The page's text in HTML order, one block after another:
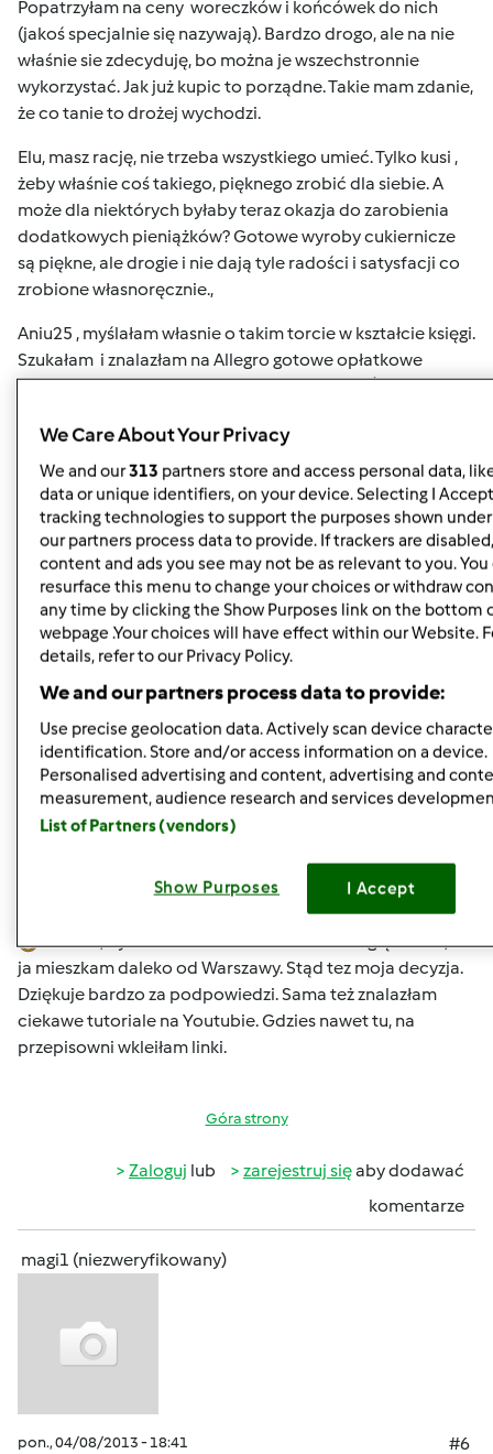
Popatrzyłam na ceny woreczków i końcówek do nich
(jakoś specjalnie się nazywają). Bardzo drogo, ale na nie
właśnie sie zdecyduję, bo można je wszechstronnie
wykorzystać. Jak już kupic to porządne. Takie mam zdanie,
że co tanie to drożej wychodzi.
Elu, masz rację, nie trzeba wszystkiego umieć. Tylko kusi ,
żeby właśnie coś takiego, pięknego zrobić dla siebie. A
może dla niektórych byłaby teraz okazja do zarobienia
dodatkowych pieniążków? Gotowe wyroby cukiernicze
są piękne, ale drogie i nie dają tyle radości i satysfacji co
zrobione własnoręcznie.,
Aniu25 , myślałam własnie o takim torcie w kształcie księgi.
Szukałam i znalazłam na Allegro gotowe opłatkowe
dekoracje z modlitwą i motywami I Komunii Św. Wydaje
zrobi mi ciasto biszkoptowe i kremy, a ja to połączę i na
krem położę opłatkową dekorację. Tak juz to sobie
zaplanowałam. Co mi wyjdzie? Zrobię próbę i podzielę się
z Wami komentarzem.
Góra strony
Zalogujlub zarejestruj sięaby dodawać
gabi49 Dołączył : 29.04.2011
#5
Aniu25 , byłam na stronce "tortowni". Pooglądałam , ale
ja mieszkam daleko od Warszawy. Stąd tez moja decyzja.
Dziękuje bardzo za podpowiedzi. Sama też znalazłam
ciekawe tutoriale na Youtubie. Gdzies nawet tu, na
przepisowni wkleiłam linki.
Góra strony
Zaloguj lub zarejestruj sięaby dodawać
komentarze
magi1 (niezweryfikowany)
pon., 04/08/2013 - 18:41 #6
We Care About Your Privacy
We and our313 partners store and access personal data,
data or unique identifiers, on your device. Selecting I
tracking technologies to support the purposes shown
our partners process data to provide. If trackers are
content and ads you see may not be as relevant to you. You
resurface this menu to change your choices or withdraw
any time by clicking the Show Purposes link on the bottom
webpage .Your choices will have effect within our Website.
details, refer to our Privacy Policy.
We and our partners process data to provide:
Use precise geolocation data. Actively scan device
identification. Store and/or access information on a device.
Personalised advertising and content, advertising and
measurement, audience research and services
List of Partners (vendors)
Show Purposes I Accept